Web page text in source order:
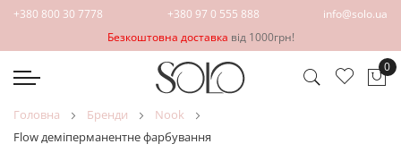
+380 800 30 7778 +380 97 0 555 888
info@solo.ua
Безкоштовна доставка від 1000грн!
0
головна бренди
nook
flow деміперманентне фарбування